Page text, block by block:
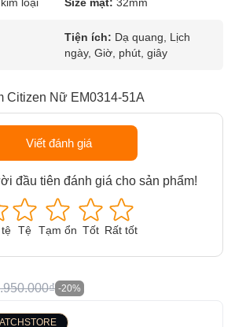
Tiện ích: Dạ quang, Lịch
ngày, Giờ, phút, giây
Citizen Nữ EM0314-51A
Viết đánh giá
đầu tiên đánh giá cho sản phẩm!
Tệ Tạm ổn Tốt Rất tốt
-20%